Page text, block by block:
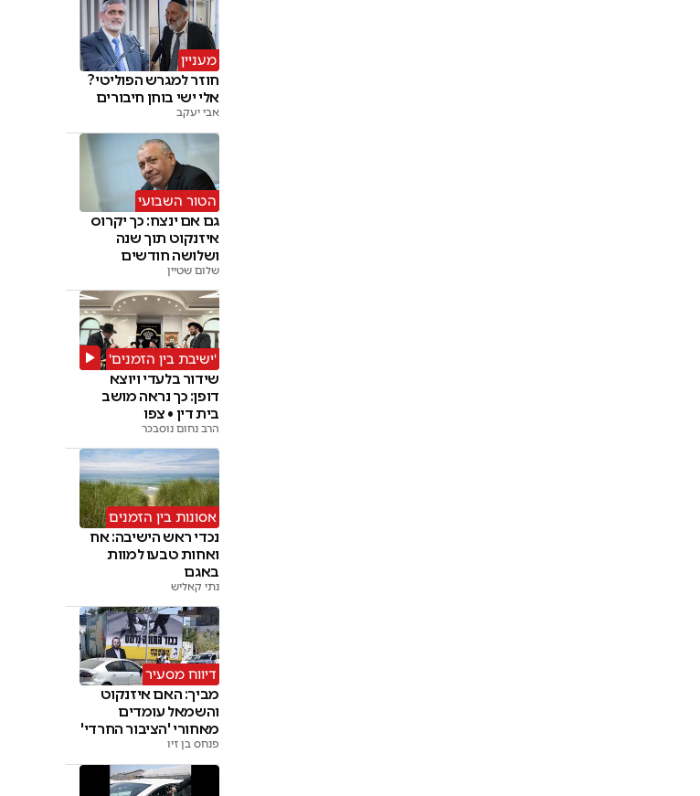
מעניין
חוזר למגרש הפוליטי?
אלי ישי בוחן חיבורים
אבי יעקב
הטור השבועי
גם אם ינצח: כך יקרוס
איזנקוט תוך שנה
ושלושה חודשים
שלום שטיין
'ישיבת בין הזמנים'
שידור בלעדי ויוצא
דופן: כך נראה מושב
בית דין • צפו
הרב נחום נוסבכר
אסונות בין הזמנים
נכדי ראש הישיבה: אח
ואחות טבעו למוות
באגם
נתי קאליש
דיווח מסעיר
מביך: האם איזנקוט
והשמאל עומדים
מאחורי 'הציבור החרדי'
פנחס בן זיו